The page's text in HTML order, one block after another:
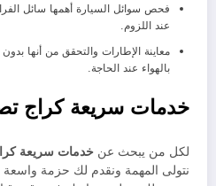
فحص سوائل السيارة أهمها سائل
عند اللزوم.
معاينة الإطارات والتحقق من أنها بدون
بالهواء عند الحاجة.
خدمات سريعة كراج
لكل من يبحث عن خدمات سريعة
نتولى المهمة ونقدم لك حزمة